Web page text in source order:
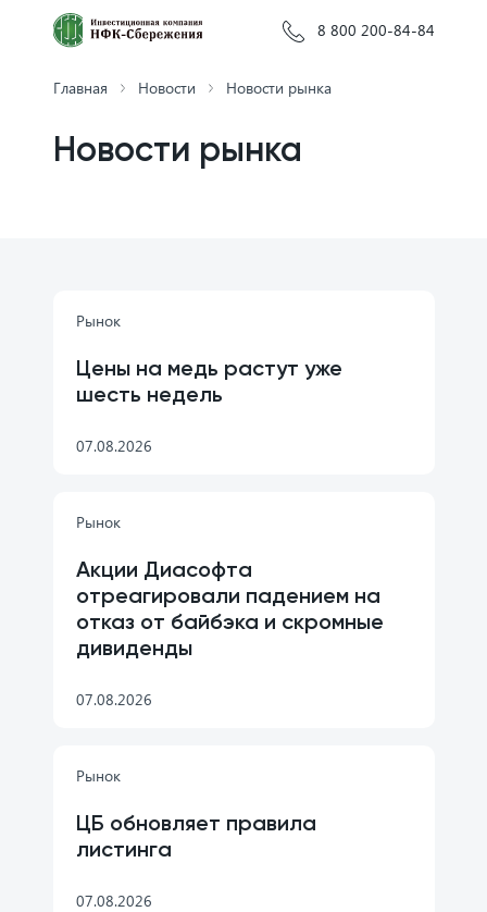
8 800 200-84-84
Главная Новости Новости рынка
Новости рынка
Рынок
Цены на медь растут уже
шесть недель
07.08.2026
Рынок
Акции Диасофта
отреагировали падением на
отказ от байбэка и скромные
дивиденды
07.08.2026
Рынок
ЦБ обновляет правила
листинга
07.08.2026